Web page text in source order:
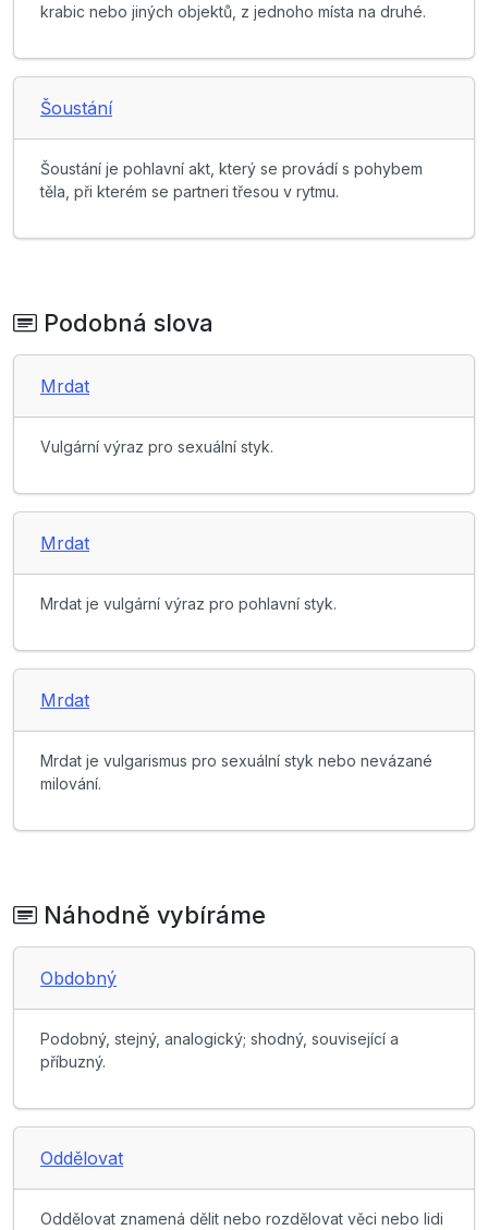
krabic nebo jiných objektů, z jednoho místa na druhé.
Šoustání
Šoustání je pohlavní akt, který se provádí s pohybem
těla, při kterém se partneri třesou v rytmu.
Podobná slova
Mrdat
Vulgární výraz pro sexuální styk.
Mrdat
Mrdat je vulgární výraz pro pohlavní styk.
Mrdat
Mrdat je vulgarismus pro sexuální styk nebo nevázané
milování.
Náhodně vybíráme
Obdobný
Podobný, stejný, analogický; shodný, související a
příbuzný.
Oddělovat
Oddělovat znamená dělit nebo rozdělovat věci nebo lidi